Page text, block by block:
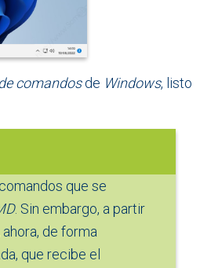
comandosde Windows, listo
que se
. Sin embargo, a partir
de forma
que recibe el